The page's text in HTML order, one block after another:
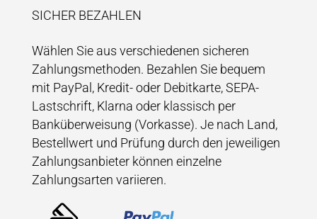
SICHER BEZAHLEN
Wählen Sie aus verschiedenen sicheren
Zahlungsmethoden. Bezahlen Sie bequem
mit PayPal, Kredit- oder Debitkarte, SEPA-
Lastschrift, Klarna oder klassisch per
Banküberweisung (Vorkasse). Je nach Land,
Bestellwert und Prüfung durch den jeweiligen
Zahlungsanbieter können einzelne
Zahlungsarten variieren.